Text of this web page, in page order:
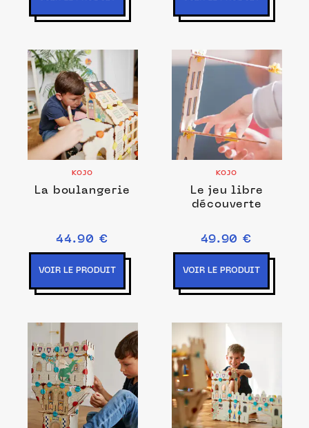
KOJO
La boulangerie
44.90 €
VOIR LE PRODUIT
KOJO
Le jeu libre
découverte
49.90 €
VOIR LE PRODUIT